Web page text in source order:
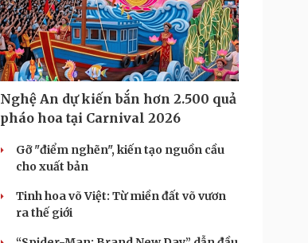
Nghệ An dự kiến bắn hơn 2.500 quả
pháo hoa tại Carnival 2026
Gỡ "điểm nghẽn", kiến tạo nguồn cầu
cho xuất bản
Tinh hoa võ Việt: Từ miền đất võ vươn
ra thế giới